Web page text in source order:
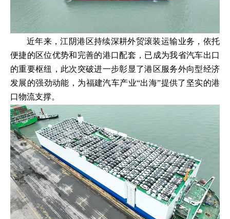
近年来，江阴港区持续深耕外贸滚装运输业务，依托
便捷的区位优势和完善的港口配套，已成为我省汽车出口
的重要枢纽，此次突破进一步彰显了港区服务外向型经济
发展的强劲动能，为福建汽车产业“出海”提供了坚实的港
口物流支撑。